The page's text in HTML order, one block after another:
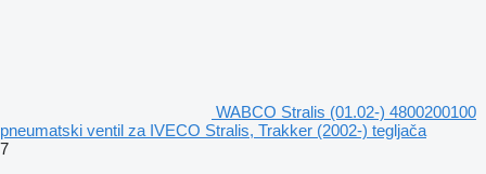
WABCO Stralis (01.02-) 4800200100
pneumatski ventil za IVECO Stralis, Trakker (2002-) tegljača
7